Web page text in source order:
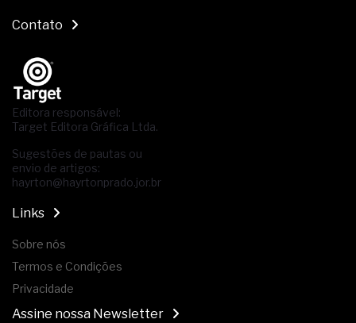
Contato
Editora responsável:
Target Editora Gráfica Ltda.
Sugestões de pautas ou
envio de artigos:
hayrton@hayrtonprado.jor.br
Links
Sobre nós
Termos e Condições
Privacidade
Assine nossa Newsletter